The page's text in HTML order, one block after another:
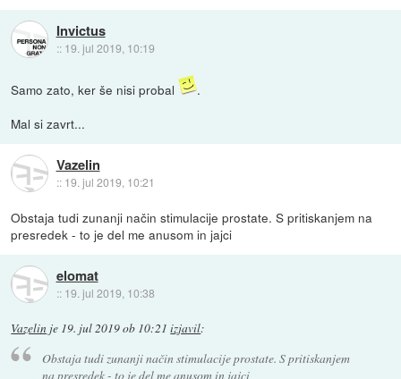
Invictus
:: 19. jul 2019, 10:19
Samo zato, ker še nisi probal
.
Mal si zavrt...
Vazelin
:: 19. jul 2019, 10:21
Obstaja tudi zunanji način stimulacije prostate. S pritiskanjem na
presredek - to je del me anusom in jajci
elomat
:: 19. jul 2019, 10:38
Vazelin je 19. jul 2019 ob 10:21 izjavil:
Obstaja tudi zunanji način stimulacije prostate. S pritiskanjem
na presredek - to je del me anusom in jajci